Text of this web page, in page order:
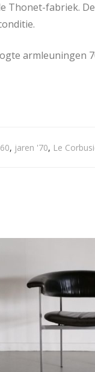
Thonet-fabriek.
armleuningen
, jaren '70, Le